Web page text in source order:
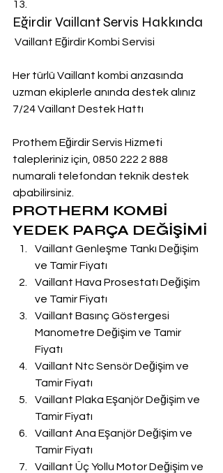
Eğirdir Vaillant Servis Hakkında
Vaillant Eğirdir Kombi Servisi
Her türlü Vaillant kombi arızasında
uzman ekiplerle anında destek alınız
7/24 Vaillant Destek Hattı
Prothem Eğirdir Servis Hizmeti
talepleriniz için, 0850 222 2 888
numarali telefondan teknik destek
aþabilirsiniz.
PROTHERM KOMBİ
YEDEK PARÇA DEĞİŞİMİ
Vaillant Genleşme Tankı Değişim
ve Tamir Fiyatı
Vaillant Hava Prosestatı Değişim
ve Tamir Fiyatı
Vaillant Basınç Göstergesi
Manometre Değişim ve Tamir
Fiyatı
Vaillant Ntc Sensör Değişim ve
Tamir Fiyatı
Vaillant Plaka Eşanjör Değişim ve
Tamir Fiyatı
Vaillant Ana Eşanjör Değişim ve
Tamir Fiyatı
Vaillant Üç Yollu Motor Değişim ve